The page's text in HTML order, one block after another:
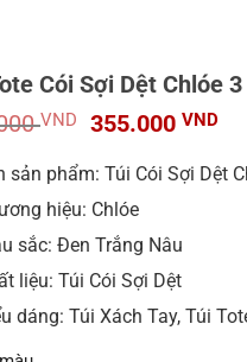
Cói Sợi Dệt Chlóe
VND
Giá
là:
450.000 VND.
355.000 VNDGiá
tại
là:
sản phẩm: Túi Cói Sợi Dệt
hiệu: Chlóe
sắc: Đen Trắng Nâu
liệu: Túi Cói Sợi Dệt
dáng: Túi Xách Tay, Túi